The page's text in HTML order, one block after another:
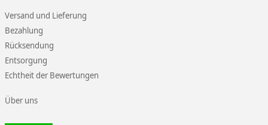
Versand und Lieferung
Bezahlung
Rücksendung
Entsorgung
Echtheit der Bewertungen
Über uns